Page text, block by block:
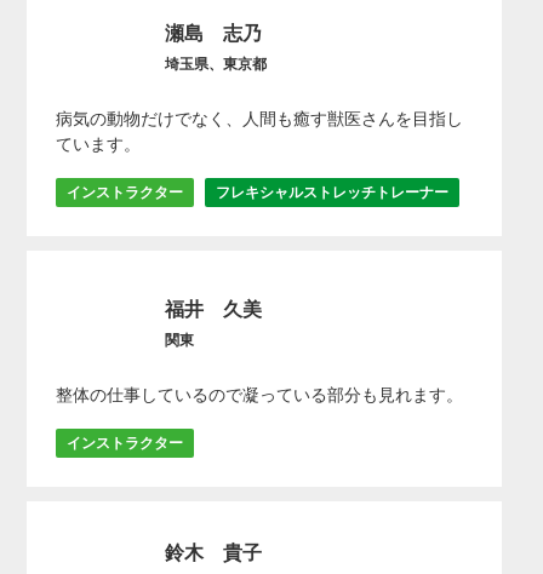
瀬島 志乃
埼玉県、東京都
病気の動物だけでなく、人間も癒す獣医さんを目指し
ています。
インストラクター フレキシャルストレッチトレーナー
福井 久美
関東
整体の仕事しているので凝っている部分も見れます。
インストラクター
鈴木 貴子